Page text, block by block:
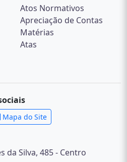
Atos Normativos
Apreciação de Contas
Matérias
Atas
Mapa do Site
da Silva, 485 - Centro